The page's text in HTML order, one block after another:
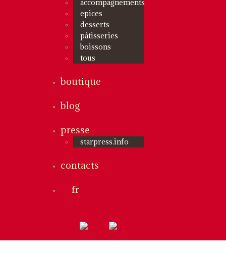
accompagnements
epices
desserts
pâtisseries
boissons
tous
boutique
blog
presse
starpress.info
contacts
fr